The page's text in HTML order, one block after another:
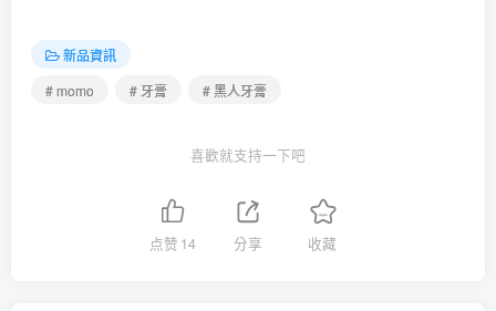
新品資訊
# momo
# 牙膏 # 黑人牙膏
喜歡就支持一下吧
点赞 14 分享 收藏